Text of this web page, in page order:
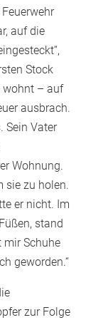
auf die
Stock
wohnt – auf
ausbrach.
Sein Vater
Wohnung.
sie zu holen.
er nicht. Im
stand
mir Schuhe
geworden.“
zur Folge